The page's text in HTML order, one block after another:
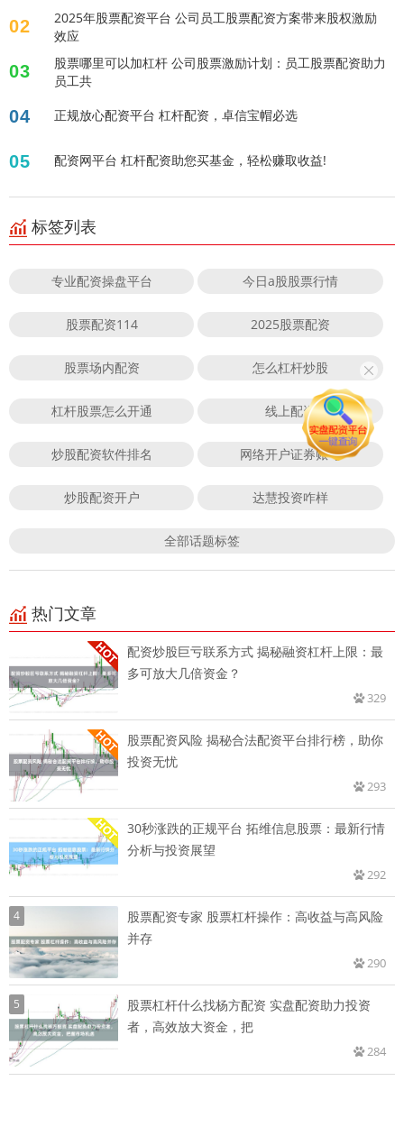
02
2025年股票配资平台 公司员工股票配资方案带来股权激励
效应
03
股票哪里可以加杠杆 公司股票激励计划：员工股票配资助力
员工共
04 正规放心配资平台 杠杆配资，卓信宝帽必选
05 配资网平台 杠杆配资助您买基金，轻松赚取收益!
标签列表
专业配资操盘平台 今日a股股票行情
股票配资114 2025股票配资
股票场内配资 怎么杠杆炒股
杠杆股票怎么开通 线上配资
炒股配资软件排名 网络开户证券账号
炒股配资开户 达慧投资咋样
全部话题标签
热门文章
配资炒股巨亏联系方式 揭秘融资杠杆上限：最
多可放大几倍资金？
329
股票配资风险 揭秘合法配资平台排行榜，助你
投资无忧
293
30秒涨跌的正规平台 拓维信息股票：最新行情
分析与投资展望
292
4
股票配资专家 股票杠杆操作：高收益与高风险
并存
290
5
股票杠杆什么找杨方配资 实盘配资助力投资
者，高效放大资金，把
284